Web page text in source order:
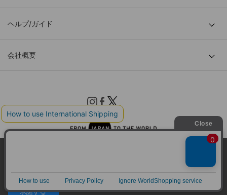
ヘルプ/ガイド
会社概要
プライバシーポリシーはこちら
承諾する